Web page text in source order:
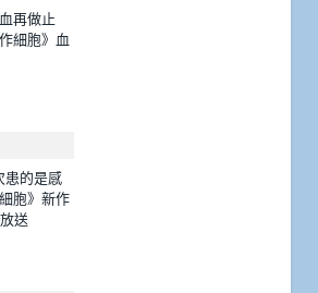
再做止
細胞》血
患的是感
胞》新作
送